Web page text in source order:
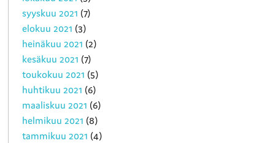
syyskuu 2021 (7)
elokuu 2021 (3)
heinäkuu 2021 (2)
kesäkuu 2021 (7)
toukokuu 2021 (5)
huhtikuu 2021 (6)
maaliskuu 2021 (6)
helmikuu 2021 (8)
tammikuu 2021 (4)